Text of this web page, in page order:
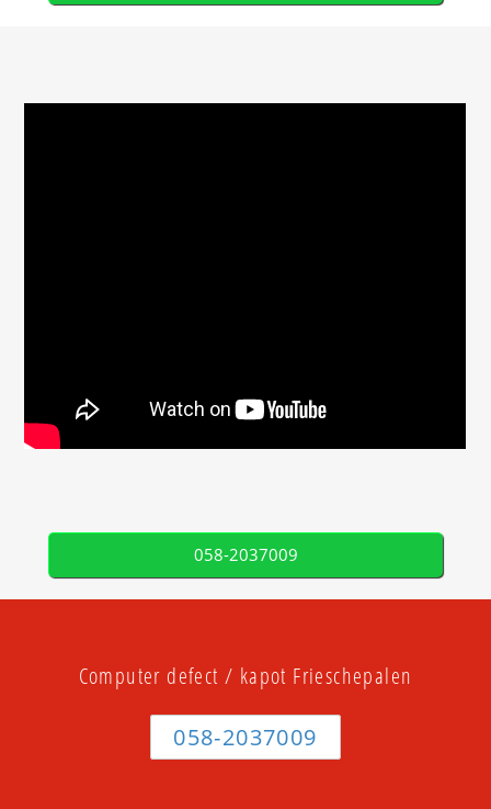
058-2037009
Computer defect / kapot Frieschepalen
058-2037009